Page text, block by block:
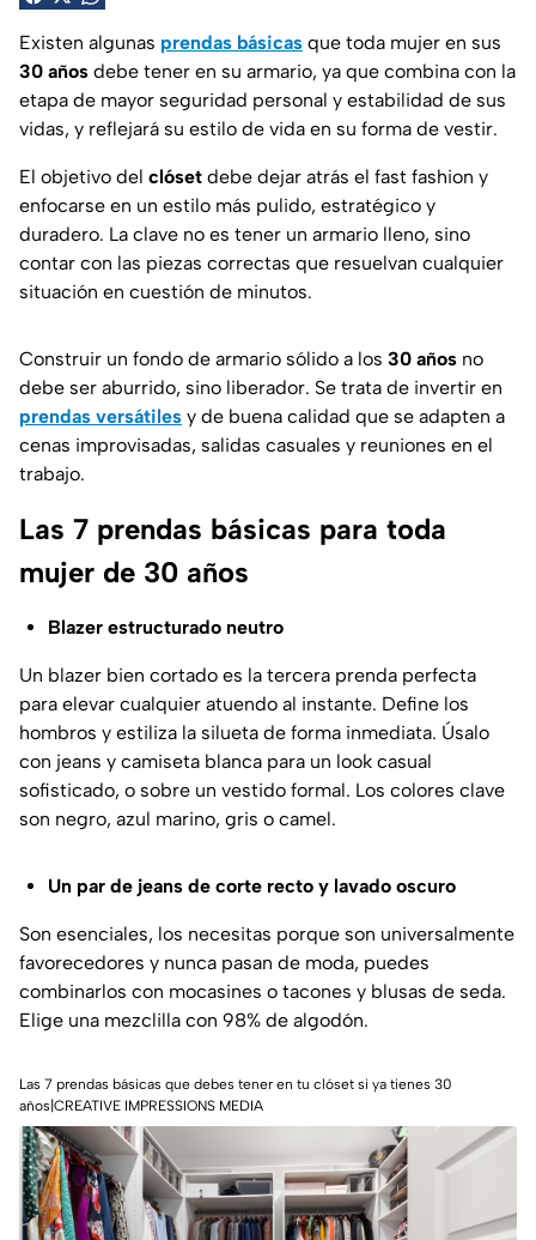
Existen algunas prendas básicas que toda mujer en sus
30 años debe tener en su armario, ya que combina con la
etapa de mayor seguridad personal y estabilidad de sus
vidas, y reflejará su estilo de vida en su forma de vestir.
El objetivo del clóset debe dejar atrás el fast fashion y
enfocarse en un estilo más pulido, estratégico y
duradero. La clave no es tener un armario lleno, sino
contar con las piezas correctas que resuelvan cualquier
situación en cuestión de minutos.
Construir un fondo de armario sólido a los 30 años no
debe ser aburrido, sino liberador. Se trata de invertir en
prendas versátiles y de buena calidad que se adapten a
cenas improvisadas, salidas casuales y reuniones en el
trabajo.
Las 7 prendas básicas para toda
mujer de 30 años
Blazer estructurado neutro
Un blazer bien cortado es la tercera prenda perfecta
para elevar cualquier atuendo al instante. Define los
hombros y estiliza la silueta de forma inmediata. Úsalo
con jeans y camiseta blanca para un look casual
sofisticado, o sobre un vestido formal. Los colores clave
son negro, azul marino, gris o camel.
Un par de jeans de corte recto y lavado oscuro
Son esenciales, los necesitas porque son universalmente
favorecedores y nunca pasan de moda, puedes
combinarlos con mocasines o tacones y blusas de seda.
Elige una mezclilla con 98% de algodón.
Las 7 prendas básicas que debes tener en tu clóset si ya tienes 30
años|CREATIVE IMPRESSIONS MEDIA